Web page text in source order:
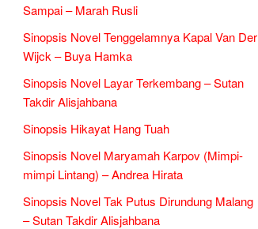
Sampai – Marah Rusli
Sinopsis Novel Tenggelamnya Kapal Van Der
Wijck – Buya Hamka
Sinopsis Novel Layar Terkembang – Sutan
Takdir Alisjahbana
Sinopsis Hikayat Hang Tuah
Sinopsis Novel Maryamah Karpov (Mimpi-
mimpi Lintang) – Andrea Hirata
Sinopsis Novel Tak Putus Dirundung Malang
– Sutan Takdir Alisjahbana